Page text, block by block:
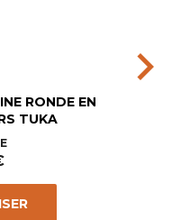
RONDE EN
TUKA
chevron_right